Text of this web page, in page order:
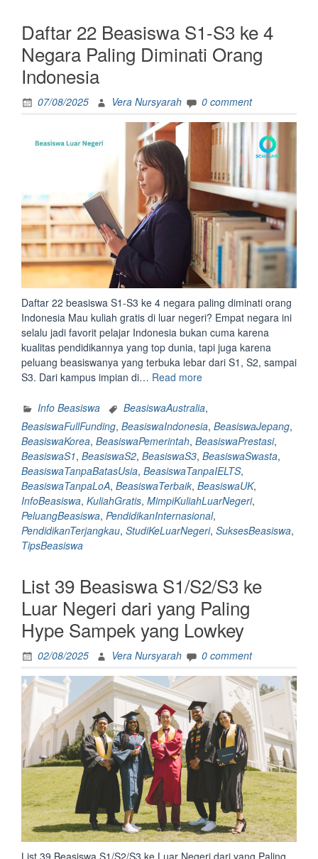
Daftar 22 Beasiswa S1-S3 ke 4
Negara Paling Diminati Orang
Indonesia
07/08/2025 Vera Nursyarah 0 comment
Daftar 22 beasiswa S1-S3 ke 4 negara paling diminati orang
Indonesia Mau kuliah gratis di luar negeri? Empat negara ini
selalu jadi favorit pelajar Indonesia bukan cuma karena
kualitas pendidikannya yang top dunia, tapi juga karena
peluang beasiswanya yang terbuka lebar dari S1, S2, sampai
S3. Dari kampus impian di… Read more“Daftar
Beasiswa
S1-
S3
ke
4
Negara
Paling
Diminati
Orang
Indonesia”
Info Beasiswa BeasiswaAustralia,
BeasiswaFullFunding, BeasiswaIndonesia, BeasiswaJepang,
BeasiswaKorea, BeasiswaPemerintah, BeasiswaPrestasi,
BeasiswaS1, BeasiswaS2, BeasiswaS3, BeasiswaSwasta,
BeasiswaTanpaBatasUsia, BeasiswaTanpaIELTS,
BeasiswaTanpaLoA, BeasiswaTerbaik, BeasiswaUK,
InfoBeasiswa, KuliahGratis, MimpiKuliahLuarNegeri,
PeluangBeasiswa, PendidikanInternasional,
PendidikanTerjangkau, StudiKeLuarNegeri, SuksesBeasiswa,
TipsBeasiswa
List 39 Beasiswa S1/S2/S3 ke
Luar Negeri dari yang Paling
Hype Sampek yang Lowkey
02/08/2025 Vera Nursyarah 0 comment